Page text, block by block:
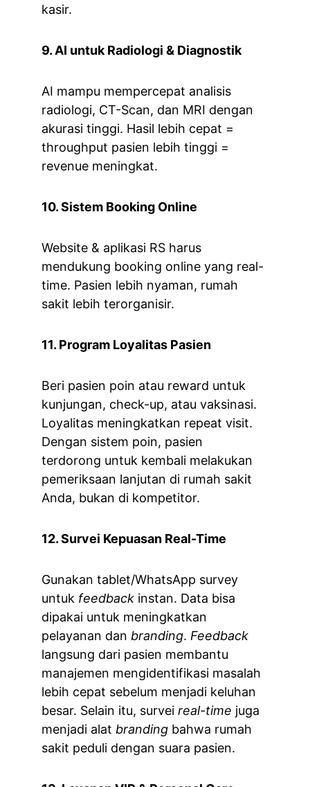
kasir.
9. AI untuk Radiologi & Diagnostik
AI mampu mempercepat analisis
radiologi, CT-Scan, dan MRI dengan
akurasi tinggi. Hasil lebih cepat =
throughput pasien lebih tinggi =
revenue meningkat.
10. Sistem Booking Online
Website & aplikasi RS harus
mendukung booking online yang real-
time. Pasien lebih nyaman, rumah
sakit lebih terorganisir.
11. Program Loyalitas Pasien
Beri pasien poin atau reward untuk
kunjungan, check-up, atau vaksinasi.
Loyalitas meningkatkan repeat visit.
Dengan sistem poin, pasien
terdorong untuk kembali melakukan
pemeriksaan lanjutan di rumah sakit
Anda, bukan di kompetitor.
12. Survei Kepuasan Real-Time
Gunakan tablet/WhatsApp survey
untuk feedback instan. Data bisa
dipakai untuk meningkatkan
pelayanan dan branding. Feedback
langsung dari pasien membantu
manajemen mengidentifikasi masalah
lebih cepat sebelum menjadi keluhan
besar. Selain itu, survei real-time juga
menjadi alat branding bahwa rumah
sakit peduli dengan suara pasien.